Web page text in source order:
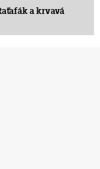
a krvavá